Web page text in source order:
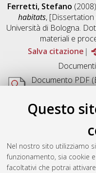
Questo
Nel nostro sito utilizziamo
funzionamento, sia cookie
facoltativi che potrai
Ferretti, Stefano (2008)
habitats,
Università di Bologna.
materiali e
Salva citazione
Documento PDF
Acrobat Reader
Download (8MB)
Altri